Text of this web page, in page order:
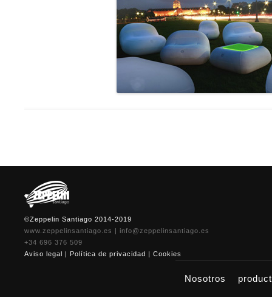
©Zeppelin Santiago 2014-2019
www.zeppelinsantiago.es | info@zeppelinsantiago.es
+34 696 376 509
Aviso legal | Política de privacidad | Cookies
Nosotros